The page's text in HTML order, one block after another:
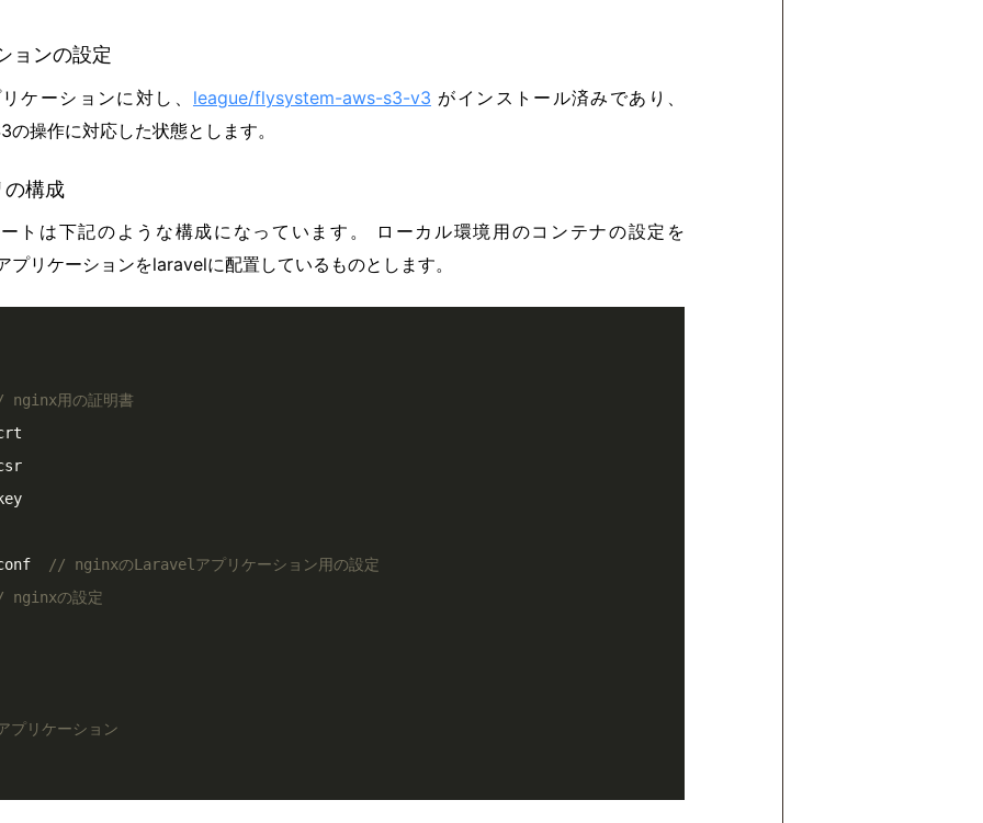
ョンの設定
ケーションに対し、 league/flysystem-aws-s3-v3 がインストール済みであり、
操作に対応した状態とします。
の構成
トは下記のような構成になっています。 ローカル環境用のコンテナの設定を
リケーションをlaravelに配置しているものとします。
用の証明書
// nginxのLaravelアプリケーション用の設定
の設定
リケーション